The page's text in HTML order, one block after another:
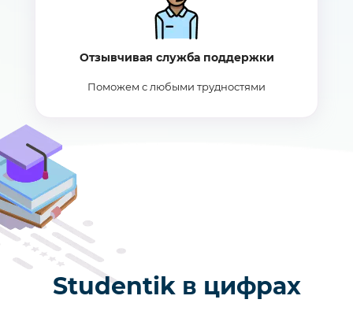
Отзывчивая служба поддержки
Поможем с любыми трудностями
Studentik в цифрах